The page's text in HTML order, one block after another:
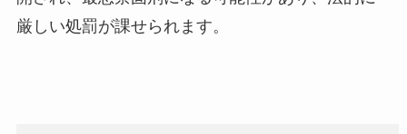
厳しい処罰が課せられます。